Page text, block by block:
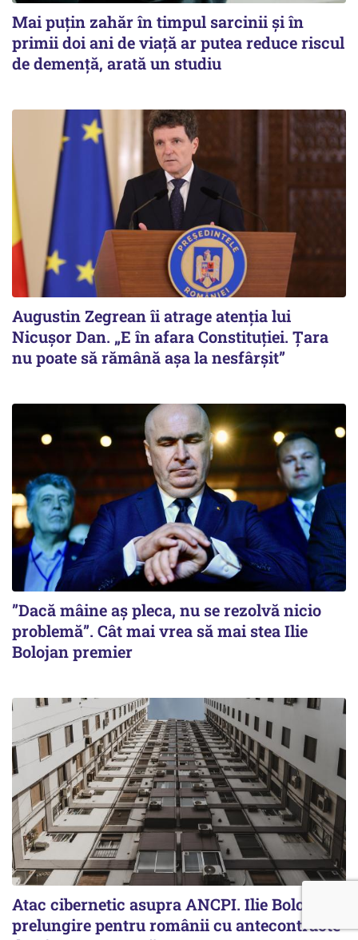
Mai puțin zahăr în timpul sarcinii și în
primii doi ani de viață ar putea reduce riscul
de demență, arată un studiu
Augustin Zegrean îi atrage atenția lui
Nicușor Dan. „E în afara Constituției. Țara
nu poate să rămână așa la nesfârșit”
”Dacă mâine aș pleca, nu se rezolvă nicio
problemă”. Cât mai vrea să mai stea Ilie
Bolojan premier
Atac cibernetic asupra ANCPI. Ilie Bolojan,
prelungire pentru românii cu antecontracte